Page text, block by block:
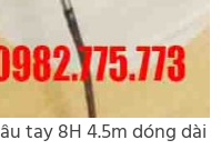
tay 8H 4.5m dóng dài